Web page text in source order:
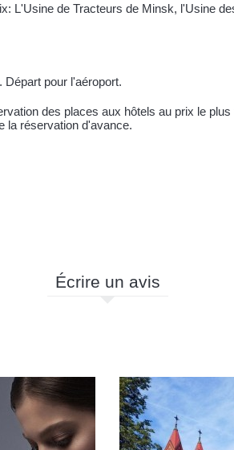
L'Usine de Tracteurs de Minsk, l'Usine
pour l'aéroport.
des places aux hôtels au prix le
la réservation d'avance.
Écrire un avis